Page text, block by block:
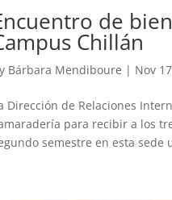
de
Chillán
Bárbara Mendiboure | Nov
Dirección de Relaciones
para recibir a los
semestre en esta sede